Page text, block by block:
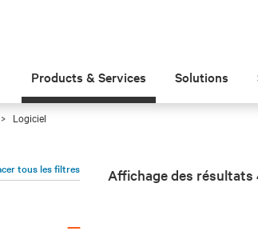
Products & Services Solutions
Logiciel
tous les filtres
–
Affichage des résultats